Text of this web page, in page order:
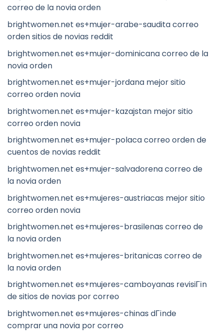
correo de la novia orden
brightwomen.net es+mujer-arabe-saudita correo
orden sitios de novias reddit
brightwomen.net es+mujer-dominicana correo de la
novia orden
brightwomen.net es+mujer-jordana mejor sitio
correo orden novia
brightwomen.net es+mujer-kazajstan mejor sitio
correo orden novia
brightwomen.net es+mujer-polaca correo orden de
cuentos de novias reddit
brightwomen.net es+mujer-salvadorena correo de
la novia orden
brightwomen.net es+mujeres-austriacas mejor sitio
correo orden novia
brightwomen.net es+mujeres-brasilenas correo de
la novia orden
brightwomen.net es+mujeres-britanicas correo de
la novia orden
brightwomen.net es+mujeres-camboyanas revisiГіn
de sitios de novias por correo
brightwomen.net es+mujeres-chinas dГіnde
comprar una novia por correo